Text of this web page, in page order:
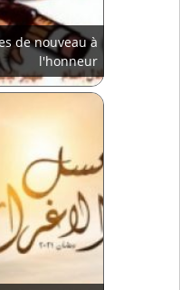
de nouveau à
l'honneur